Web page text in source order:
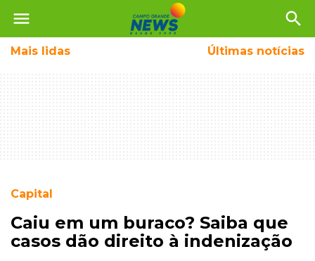
menu search
Mais lidas Últimas notícias
Capital
Caiu em um buraco? Saiba que
casos dão direito à indenização